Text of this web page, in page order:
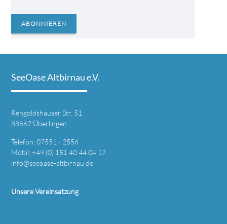
ABONNIEREN
SeeOase Altbirnau e.V.
Rengoldshauser Str. 51
88662 Überlingen
Telefon: 07551 - 2556
Mobil: +49 (0) 151 40 44 04 17
info@seeoase-altbirnau.de
Unsere Vereinsatzung